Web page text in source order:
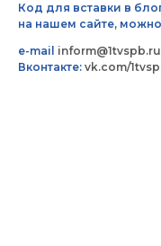
Код для вставки в
на нашем сайте,
e-mail inform@1tvspb.ru
Вконтакте: vk.com/